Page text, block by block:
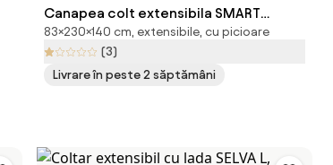
Canapea colt extensibila SMART
COSARO gri, cu colt bilateral + 2 perne
CADOU
83×230×140 cm, extensibile, cu picioare
(3)
Livrare în peste 2 săptămâni